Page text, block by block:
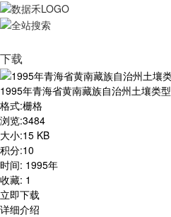
1995年青海省黄
下载
1995年青海省黄南藏族自治州土壤类
格式:栅格
浏览:3484
大小:15 KB
积分:10
时间: 1995年
收藏: 1
立即下载
详细介绍